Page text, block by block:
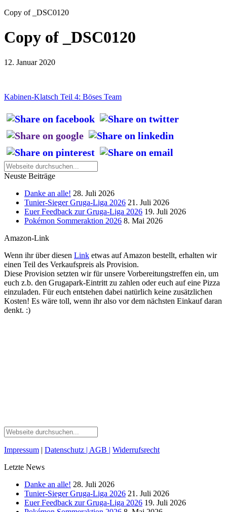
Copy of _DSC0120
Copy of _DSC0120
12. Januar 2020
Kabinen-Klatsch Teil 4: Böses Team
Neuste Beiträge
Danke an alle! 28. Juli 2026
Tunier-Sieger Gruga-Liga 2026 21. Juli 2026
Euer Feedback zur Gruga-Liga 2026 19. Juli 2026
Pokémon Sommeraktion 2026 8. Mai 2026
Amazon-Link
Wenn ihr über diesen Link etwas auf Amazon bestellt, erhalten wir
einen Teil des Verkaufspreis als Provision.
Diese Provision setzten wir für unsere Vorbereitungstreffen ein, um
euch z.b. den Grugapark-Eintritt zu zahlen oder euch auf eine Pizza
einzuladen. Für euch entstehen dabei natürlich keine zusätzlichen
Kosten! Es wäre toll, wenn ihr also vor dem nächsten Einkauf daran
denkt. :)
Impressum | Datenschutz | AGB | Widerrufsrecht
Letzte News
Danke an alle! 28. Juli 2026
Tunier-Sieger Gruga-Liga 2026 21. Juli 2026
Euer Feedback zur Gruga-Liga 2026 19. Juli 2026